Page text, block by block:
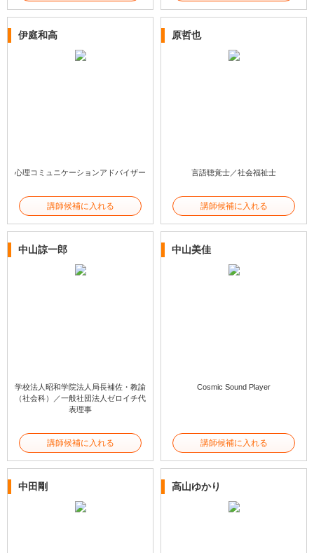
伊庭和高
心理コミュニケーションアドバイザー
講師候補に入れる
原哲也
言語聴覚士／社会福祉士
講師候補に入れる
中山諒一郎
学校法人昭和学院法人局長補佐・教諭
（社会科）／一般社団法人ゼロイチ代
表理事
講師候補に入れる
中山美佳
Cosmic Sound Player
講師候補に入れる
中田剛 高山ゆかり